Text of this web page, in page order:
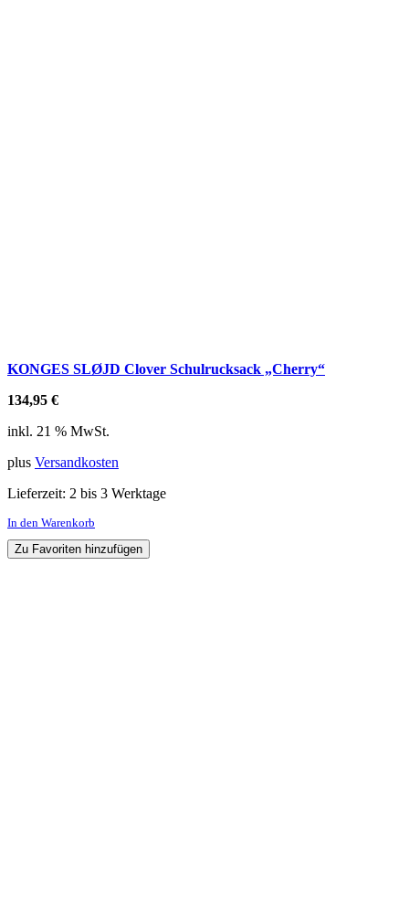
KONGES SLØJD Clover Schulrucksack „Cherry“
134,95 €
inkl. 21 % MwSt.
plus Versandkosten
Lieferzeit: 2 bis 3 Werktage
In den Warenkorb
Zu Favoriten hinzufügen